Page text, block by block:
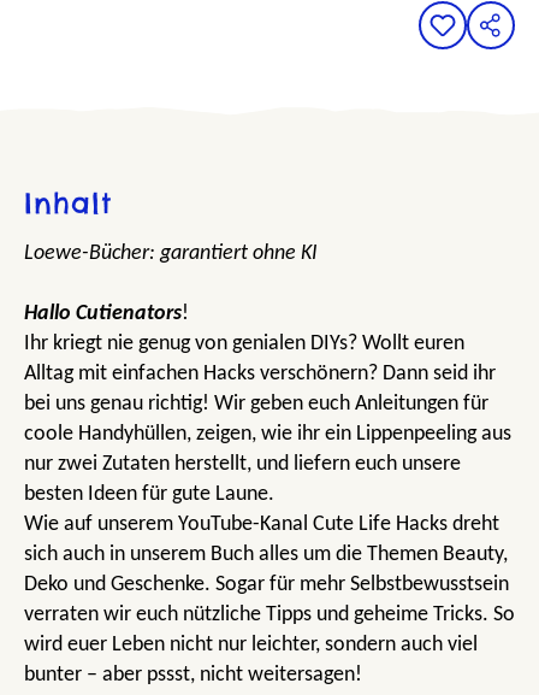
Inhalt
Loewe-Bücher: garantiert ohne KI
Hallo Cutienators!
Ihr kriegt nie genug von genialen DIYs? Wollt euren
Alltag mit einfachen Hacks verschönern? Dann seid ihr
bei uns genau richtig! Wir geben euch Anleitungen für
coole Handyhüllen, zeigen, wie ihr ein Lippenpeeling aus
nur zwei Zutaten herstellt, und liefern euch unsere
besten Ideen für gute Laune.
Wie auf unserem YouTube-Kanal Cute Life Hacks dreht
sich auch in unserem Buch alles um die Themen Beauty,
Deko und Geschenke. Sogar für mehr Selbstbewusstsein
verraten wir euch nützliche Tipps und geheime Tricks. So
wird euer Leben nicht nur leichter, sondern auch viel
bunter – aber pssst, nicht weitersagen!